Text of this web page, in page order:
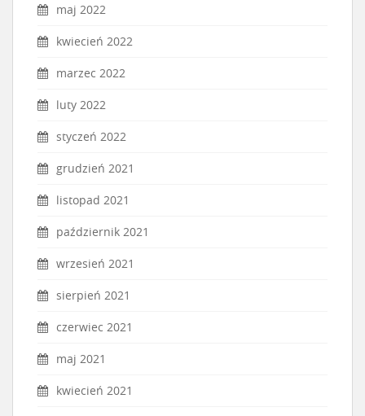
maj 2022
kwiecień 2022
marzec 2022
luty 2022
styczeń 2022
grudzień 2021
listopad 2021
październik 2021
wrzesień 2021
sierpień 2021
czerwiec 2021
maj 2021
kwiecień 2021